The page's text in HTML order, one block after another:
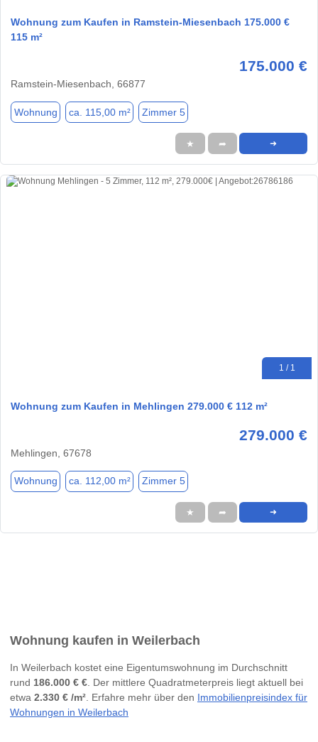
Wohnung zum Kaufen in Ramstein-Miesenbach 175.000 €
115 m²
175.000 €
Ramstein-Miesenbach, 66877
Wohnung ca. 115,00 m² Zimmer 5
★ ➦ ➜
1 / 1
Wohnung zum Kaufen in Mehlingen 279.000 € 112 m²
279.000 €
Mehlingen, 67678
Wohnung ca. 112,00 m² Zimmer 5
★ ➦ ➜
Wohnung kaufen in Weilerbach
In Weilerbach kostet eine Eigentumswohnung im Durchschnitt
rund 186.000 € € . Der mittlere Quadratmeterpreis liegt aktuell bei
etwa 2.330 € /m² . Erfahre mehr über den Immobilienpreisindex für
Wohnungen in Weilerbach